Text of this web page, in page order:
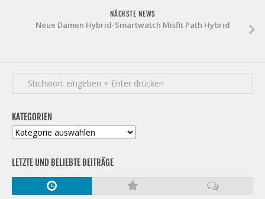
NÄCHSTE NEWS
Neue Damen Hybrid-Smartwatch Misfit Path Hybrid
KATEGORIEN
Kategorien
LETZTE UND BELIEBTE BEITRÄGE